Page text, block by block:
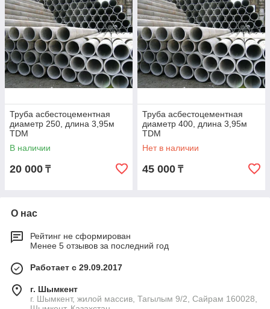
Труба асбестоцементная
диаметр 250, длина 3,95м
TDM
В наличии
20 000 ₸
Труба асбестоцементная
диаметр 400, длина 3,95м
TDM
Нет в наличии
45 000 ₸
О нас
Рейтинг не сформирован
Менее 5 отзывов за последний год
Работает с 29.09.2017
г. Шымкент
г. Шымкент, жилой массив, Тагылым 9/2, Сайрам 160028,